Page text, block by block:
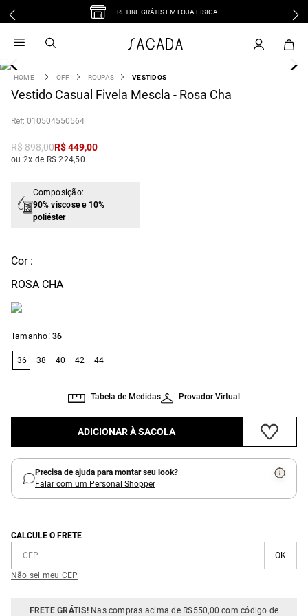
RETIRE GRÁTIS EM LOJA FÍSICA
OFF ROUPAS VESTIDOS
Vestido Casual Fivela Mescla - Rosa Cha
: 010504550564
R$898,00R$449,00
ou 2x de R$ 224,50
Composição:
90% viscose e 10%
poliéster
Cor :
ROSA CHA
Tamanho: 36
36 38 40 42 44
Provador Virtual
Tabela de Medidas
ADICIONAR À SACOLA
Precisa de ajuda para montar seu look?
Falar com um Personal Shopper
CALCULE O FRETE
Não sei meu CEP
FRETE GRÁTIS!Nas compras acima de R$550,00 com código de
vestido
3 º blusa
º tricot
º macacão
jeans
º vestido curto